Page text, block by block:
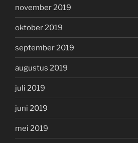
november 2019
oktober 2019
september 2019
augustus 2019
juli 2019
juni 2019
mei 2019